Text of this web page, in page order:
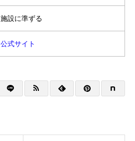
施設に準ずる
公式サイト